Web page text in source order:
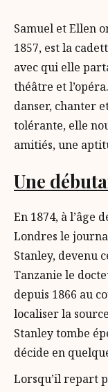
Samuel et Ellen
1857, est la
avec qui elle
théâtre et
danser, chanter
tolérante, elle
amitiés, une
Une
En 1874, à l’âge
Londres le
Stanley, devenu
Tanzanie le
depuis 1866 au
localiser la
Stanley tombe
décide en
Lorsqu’il repart